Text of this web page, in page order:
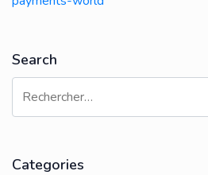
Search
Categories